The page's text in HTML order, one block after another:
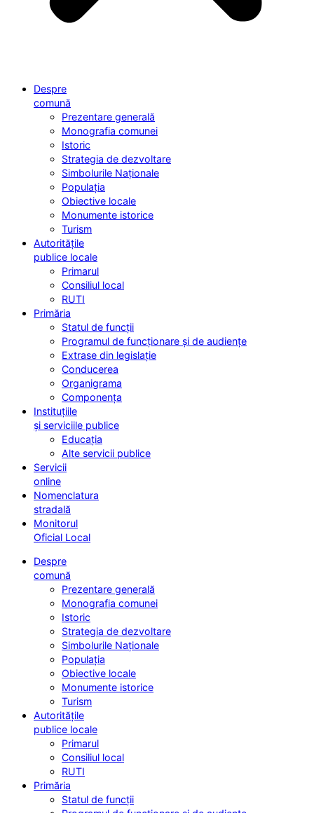
Despre
comună
Prezentare generală
Monografia comunei
Istoric
Strategia de dezvoltare
Simbolurile Naționale
Populația
Obiective locale
Monumente istorice
Turism
Autoritățile
publice locale
Primarul
Consiliul local
RUTI
Primăria
Statul de funcții
Programul de funcționare și de audiențe
Extrase din legislație
Conducerea
Organigrama
Componența
Instituțiile
și serviciile publice
Educația
Alte servicii publice
Servicii
online
Nomenclatura
stradală
Monitorul
Oficial Local
Despre
comună
Prezentare generală
Monografia comunei
Istoric
Strategia de dezvoltare
Simbolurile Naționale
Populația
Obiective locale
Monumente istorice
Turism
Autoritățile
publice locale
Primarul
Consiliul local
RUTI
Primăria
Statul de funcții